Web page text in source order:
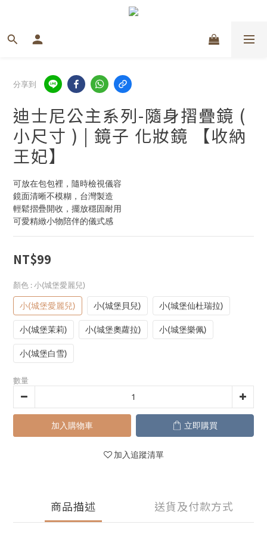
分享到
迪士尼公主系列-隨身摺疊鏡 (
小尺寸 ) | 鏡子 化妝鏡 【收納
王妃】
可放在包包裡，隨時檢視儀容
鏡面清晰不模糊，台灣製造
輕鬆摺疊開收，擺放穩固耐用
可愛精緻小物陪伴的儀式感
NT$99
顏色 : 小(城堡愛麗兒)
小(城堡愛麗兒) 小(城堡貝兒) 小(城堡仙杜瑞拉)
小(城堡茉莉) 小(城堡奧蘿拉) 小(城堡樂佩)
小(城堡白雪)
數量
加入購物車 立即購買
加入追蹤清單
商品描述 送貨及付款方式